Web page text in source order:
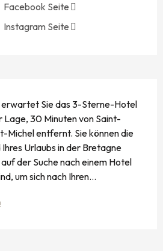
Facebook Seite
Instagram Seite
Sie das 3-Sterne-Hotel
Lage, 30 Minuten von Saint-
Michel entfernt. Sie können die
Urlaubs in der Bretagne
der Suche nach einem Hotel
um sich nach Ihren...